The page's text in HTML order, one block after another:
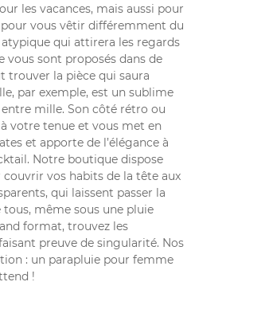
les vacances, mais aussi pour
pour vous vêtir différemment du
qui attirera les regards
vous sont proposés dans de
trouver la pièce qui saura
par exemple, est un sublime
mille. Son côté rétro ou
votre tenue et vous met en
et apporte de l’élégance à
Notre boutique dispose
vos habits de la tête aux
qui laissent passer la
même sous une pluie
format, trouvez les
preuve de singularité. Nos
: un parapluie pour femme
!